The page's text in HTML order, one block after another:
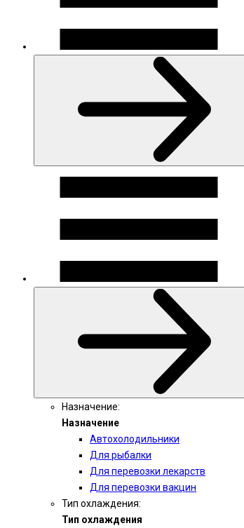
Назначение:
Назначение
Автохолодильники
Для рыбалки
Для перевозки лекарств
Для перевозки вакцин
Тип охлаждения:
Тип охлаждения